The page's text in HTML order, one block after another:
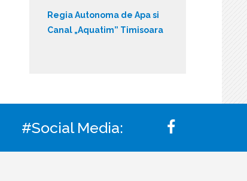
Regia Autonoma de Apa si
Canal „Aquatim” Timisoara
#Social Media: